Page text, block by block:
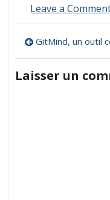
Leave a
de
l’article
GitMind, un outil collaboratif gratuit pour concevoir des cartes mentales,
Laisser un